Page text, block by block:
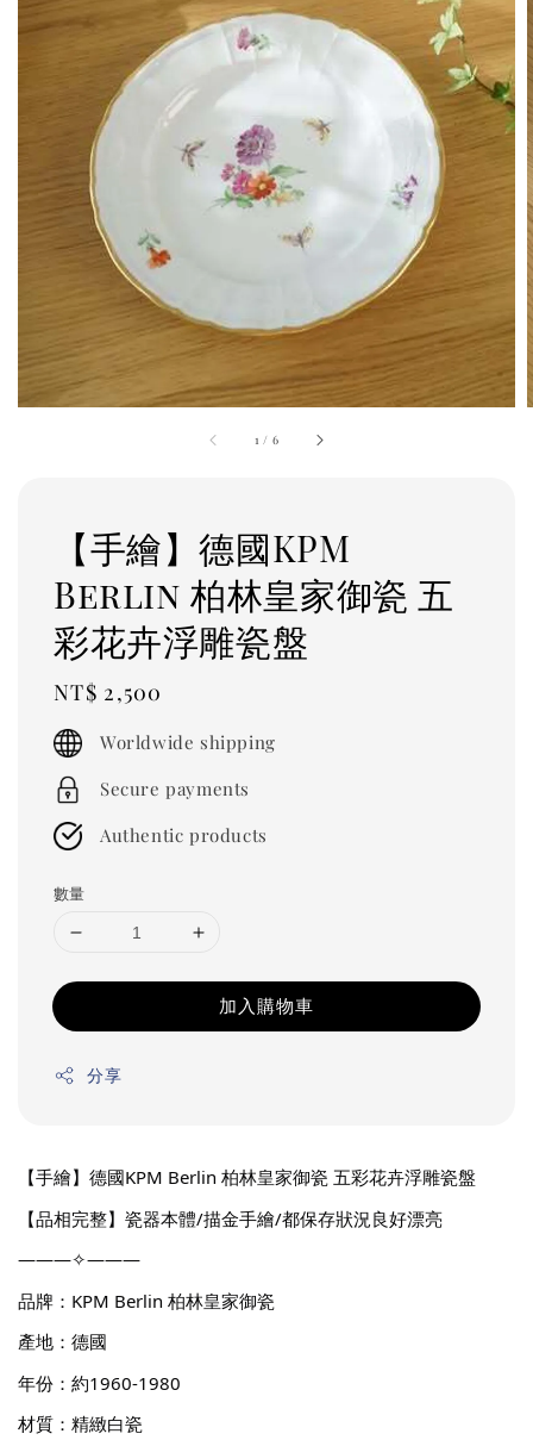
1 / 6
【手繪】德國KPM
Berlin 柏林皇家御瓷 五
彩花卉浮雕瓷盤
Regular
price
NT$ 2,500
Worldwide shipping
Secure payments
Authentic products
數量
加入購物車
分享
【手繪】德國KPM Berlin 柏林皇家御瓷 五彩花卉浮雕瓷盤
【品相完整】瓷器本體/描金手繪/都保存狀況良好漂亮
———✧———
品牌：KPM Berlin 柏林皇家御瓷
產地：德國
年份：約1960-1980
材質：精緻白瓷